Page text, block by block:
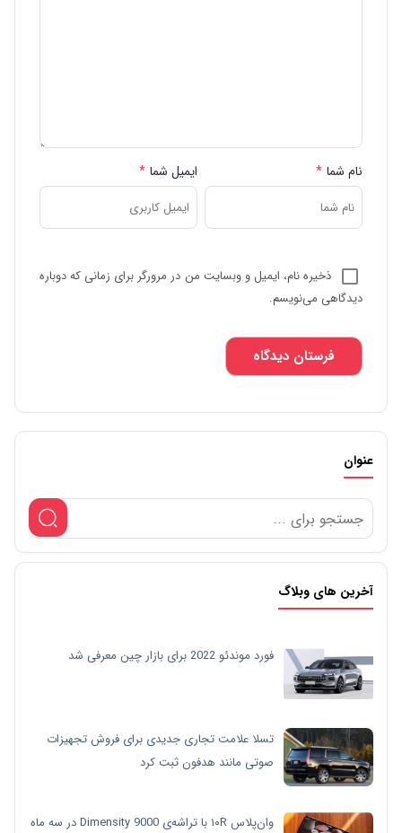
نام شما * ایمیل شما *
ذخیره نام، ایمیل و وبسایت من در مرورگر برای زمانی که دوباره
دیدگاهی می‌نویسم.
عنوان
آخرین های وبلاگ
فورد موندئو 2022 برای بازار چین معرفی شد
تسلا علامت تجاری جدیدی برای فروش تجهیزات
صوتی مانند هدفون ثبت کرد
وان‌پلاس ۱۰R با تراشه‌ی Dimensity 9000 در سه ماه